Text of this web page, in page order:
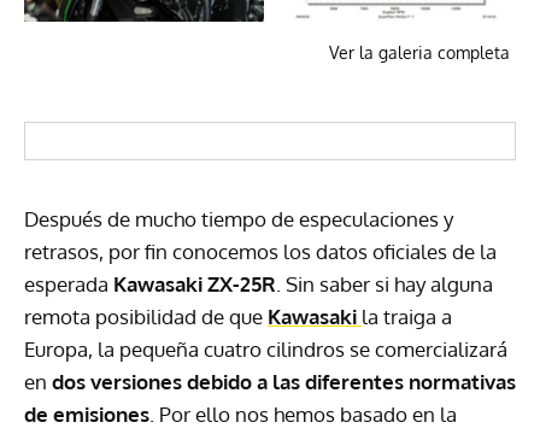
Ver la galeria completa
Después de mucho tiempo de especulaciones y
retrasos, por fin conocemos los datos oficiales de la
esperada Kawasaki ZX-25R . Sin saber si hay alguna
remota posibilidad de que Kawasaki la traiga a
Europa, la pequeña cuatro cilindros se comercializará
en dos versiones debido a las diferentes normativas
de emisiones . Por ello nos hemos basado en la